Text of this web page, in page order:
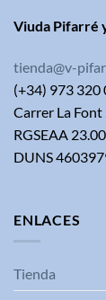
Viuda Pifarré
tienda@v-
(+34) 973 320
Carrer La
RGSEAA
DUNS
ENLACES
Tienda